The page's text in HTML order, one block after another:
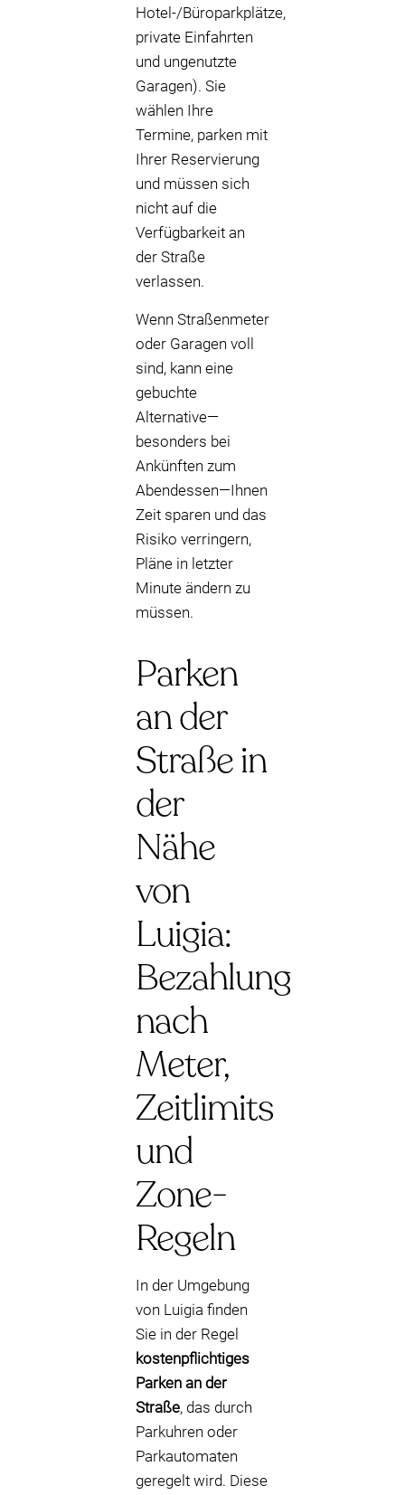
Hotel-/Büroparkplätze,
private Einfahrten
und ungenutzte
Garagen). Sie
wählen Ihre
Termine, parken mit
Ihrer Reservierung
und müssen sich
nicht auf die
Verfügbarkeit an
der Straße
verlassen.
Wenn Straßenmeter
oder Garagen voll
sind, kann eine
gebuchte
Alternative—
besonders bei
Ankünften zum
Abendessen—Ihnen
Zeit sparen und das
Risiko verringern,
Pläne in letzter
Minute ändern zu
müssen.
Parken
an der
Straße in
der
Nähe
von
Luigia:
Bezahlung
nach
Meter,
Zeitlimits
und
Zone-
Regeln
In der Umgebung
von Luigia finden
Sie in der Regel
kostenpflichtiges
Parken an der
Straße, das durch
Parkuhren oder
Parkautomaten
geregelt wird. Diese